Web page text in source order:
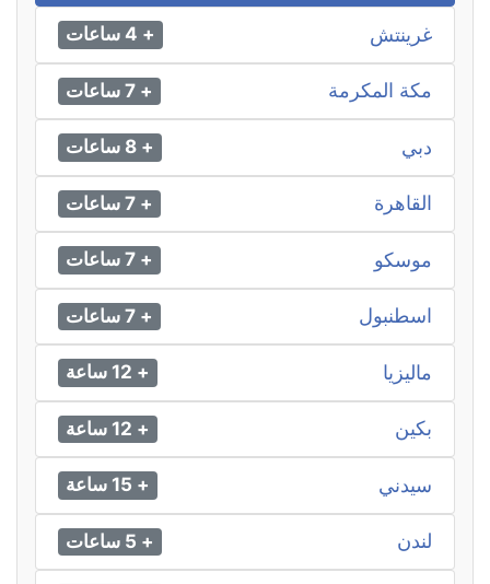
غرينتش + 4 ساعات
مكة المكرمة + 7 ساعات
دبي + 8 ساعات
القاهرة + 7 ساعات
موسكو + 7 ساعات
اسطنبول + 7 ساعات
ماليزيا + 12 ساعة
بكين + 12 ساعة
سيدني + 15 ساعة
لندن + 5 ساعات